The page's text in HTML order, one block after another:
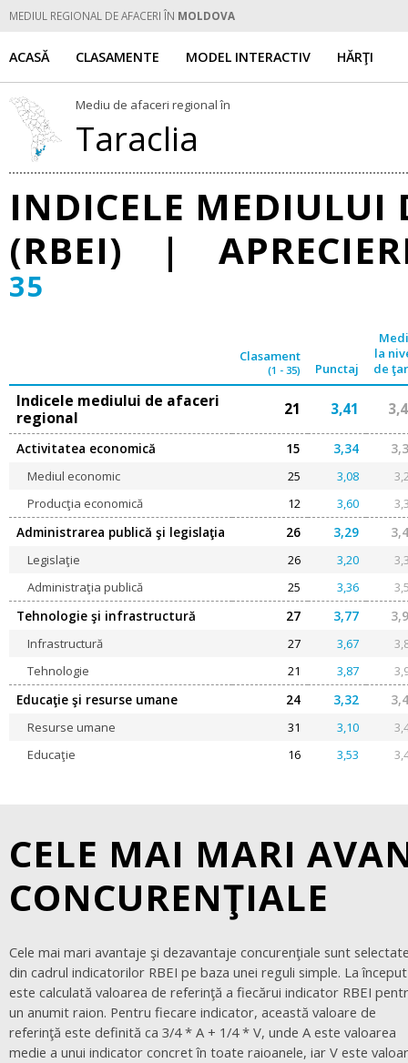
MEDIUL REGIONAL DE AFACERI ÎN MOLDOVA
ACASĂ CLASAMENTE MODEL INTERACTIV HĂRŢI
Mediu de afaceri regional în
Taraclia
INDICELE MEDIULUI
(RBEI) |
35
Clasament
(1 - 35) Punctaj
la
de
Indicele mediului de afaceri
regional
21 3,41
Activitatea economică 15 3,34
Mediul economic 25 3,08
Producţia economică
12 3,60
Administrarea publică şi legislaţia 26 3,29
Legislaţie 26 3,20
Administraţia publică
25 3,36
Tehnologie şi infrastructură 27 3,77
Infrastructură 27 3,67
Tehnologie
21 3,87
Educaţie şi resurse umane 24 3,32
Resurse umane 31 3,10
Educaţie
16 3,53
CELE MAI MARI
CONCURENŢIALE
Cele mai mari avantaje şi dezavantaje concurenţiale sunt
din cadrul indicatorilor RBEI pe baza unei reguli simple. La început
este calculată valoarea de referinţă a fiecărui indicator RBEI
un anumit raion. Pentru fiecare indicator, această valoare de
referinţă este definită ca 3/4 * A + 1/4 * V, unde A este valoarea
medie a unui indicator concret în toate raioanele, iar V este
indicatorului propriu-zis. Ulterior, toţi indicatorii sunt comparaţi
valoarea lor de referinţă, iar diferenţele sunt clasificate în ordine
descrescătoare. Cinci indicatori cu cele mai mari diferenţe
sunt definiţi ca cele mai mari avantaje concurenţiale, iar cinci
indicatori cu cele mai mari diferenţe negative sunt definiţi ca cele